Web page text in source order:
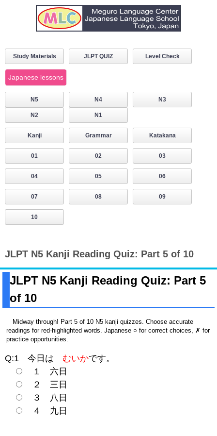
Study Materials JLPT QUIZ Level Check
Japanese lessons
N5 N4 N3
N2 N1
Kanji Grammar Katakana
01 02 03
04 05 06
07 08 09
10
JLPT N5 Kanji Reading Quiz: Part 5 of 10
JLPT N5 Kanji Reading Quiz: Part 5
of 10
Midway through! Part 5 of 10 N5 kanji quizzes. Choose accurate
readings for red-highlighted words. Japanese ○ for correct choices, ✗ for
practice opportunities.
Q:1 今日は むいかです。
１ 六日
２ 三日
３ 八日
４ 九日